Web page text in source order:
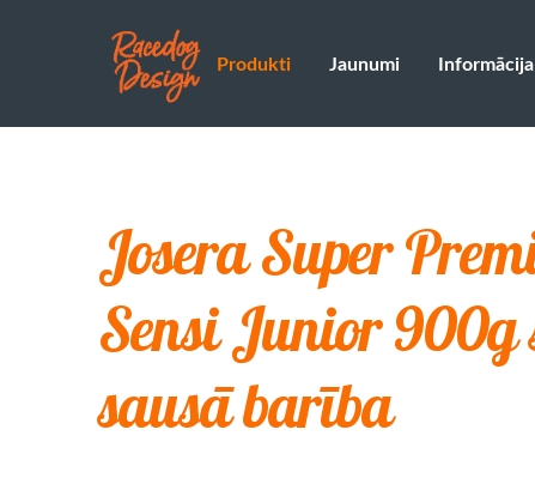
Produkti Jaunumi Informācija
Josera Super
Sensi Junior 900g
sausā barība